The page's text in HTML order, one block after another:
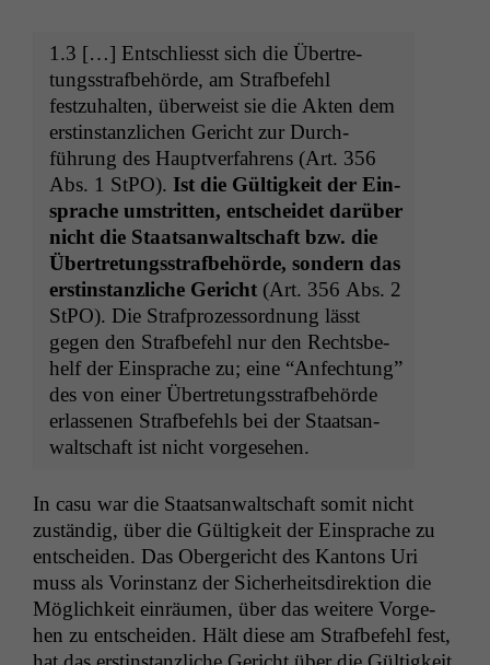
1.3 […] Entschliesst sich die Übertre­
tungsstraf­be­hörde, am Straf­be­fehl
festzuhal­ten, über­weist sie die Akten dem
erstin­stan­zlichen Gericht zur Durch­
führung des Hauptver­fahrens (Art. 356
Abs. 1 StPO). Ist die Gültigkeit der Ein­
sprache umstrit­ten, entschei­det darüber
nicht die Staat­san­waltschaft bzw. die
Übertre­tungsstraf­be­hörde, son­dern das
erstin­stan­zliche Gericht (Art. 356 Abs. 2
StPO). Die Straf­prozes­sor­d­nung lässt
gegen den Straf­be­fehl nur den Rechts­be­
helf der Ein­sprache zu; eine “Anfech­tung”
des von ein­er Übertre­tungsstraf­be­hörde
erlasse­nen Straf­be­fehls bei der Staat­san­
waltschaft ist nicht vorgesehen.
In casu war die Staat­san­waltschaft somit nicht
zuständig, über die Gültigkeit der Ein­sprache zu
entschei­den. Das Oberg­ericht des Kan­tons Uri
muss als Vorin­stanz der Sicher­heits­di­rek­tion die
Möglichkeit ein­räu­men, über das weit­ere Vorge­
hen zu entschei­den. Hält diese am Straf­be­fehl fest,